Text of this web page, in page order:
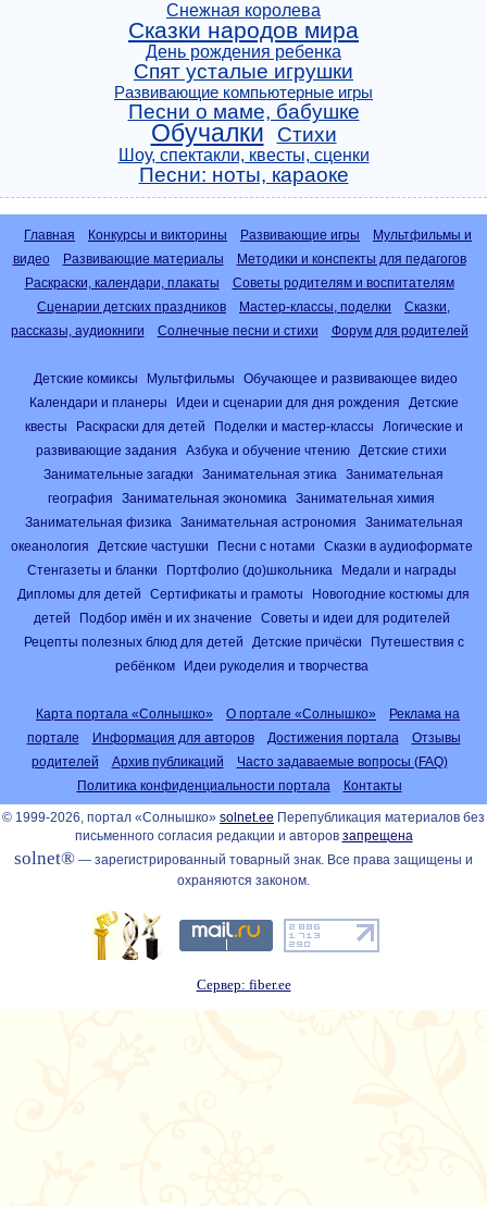
Снежная королева
Сказки народов мира
День рождения ребенка
Спят усталые игрушки
Развивающие компьютерные игры
Песни о маме, бабушке
Обучалки Стихи
Шоу, спектакли, квесты, сценки
Песни: ноты, караоке
Главная Конкурсы и викторины Развивающие игры
Мультфильмы и
видео
Развивающие материалы
Методики и конспекты для педагогов
Раскраски, календари, плакаты
Советы родителям и воспитателям
Сценарии детских праздников
Мастер-классы, поделки
Сказки,
рассказы, аудиокниги
Солнечные песни и стихи Форум для родителей
Детские комиксы Мультфильмы
Обучающее и развивающее видео
Календари и планеры
Идеи и сценарии для дня рождения
Детские
квесты
Раскраски для детей Поделки и мастер-классы
Логические и
развивающие задания
Азбука и обучение чтению
Детские стихи
Занимательные загадки
Занимательная этика
Занимательная
география
Занимательная экономика
Занимательная химия
Занимательная физика
Занимательная астрономия
Занимательная
океанология
Детские частушки Песни с нотами
Сказки в аудиоформате
Стенгазеты и бланки
Портфолио (до)школьника
Медали и награды
Дипломы для детей
Сертификаты и грамоты
Новогодние костюмы для
детей
Подбор имён и их значение
Советы и идеи для родителей
Рецепты полезных блюд для детей
Детские причёски
Путешествия с
ребёнком
Идеи рукоделия и творчества
Карта портала «Солнышко» О портале «Солнышко»
Реклама на
портале
Информация для авторов Достижения портала
Отзывы
родителей
Архив публикаций
Часто задаваемые вопросы (FAQ)
Политика конфиденциальности портала
Контакты
© 1999-2026, портал «Солнышко» solnet.ee Перепубликация материалов без
письменного согласия редакции и авторов запрещена
solnet® — зарегистрированный товарный знак. Все права защищены и
охраняются законом.
Сервер: fiber.ee